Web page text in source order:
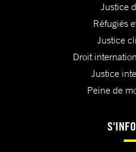
Justice
Réfugiés
Justice
Droit
Justice
Peine de